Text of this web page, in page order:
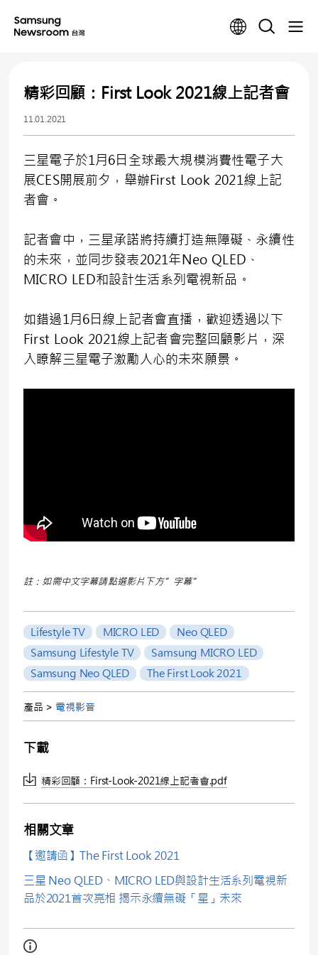
精彩回顧：First Look 2021線上記者會
11.01.2021
三星電子於1月6日全球最大規模消費性電子大
展CES開展前夕，舉辦First Look 2021線上記
者會。
記者會中，三星承諾將持續打造無障礙、永續性
的未來，並同步發表2021年Neo QLED、
MICRO LED和設計生活系列電視新品。
如錯過1月6日線上記者會直播，歡迎透過以下
First Look 2021線上記者會完整回顧影片，深
入瞭解三星電子激勵人心的未來願景。
註：如需中文字幕請點選影片下方”字幕”
Lifestyle TV MICRO LED
Neo QLED
Samsung Lifestyle TV
Samsung MICRO LED
Samsung Neo QLED
The First Look 2021
產品 > 電視影音
下載
精彩回顧：First-Look-2021線上記者會.pdf
相關文章
【邀請函】The First Look 2021
三星 Neo QLED、MICRO LED與設計生活系列電視新
品於2021首次亮相 揭示永續無礙「星」未來